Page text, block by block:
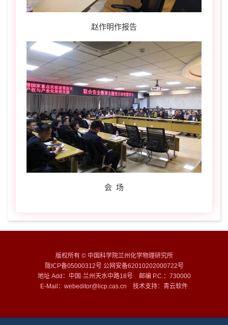
赵作明作报告
会 场
版权所有 © 中国科学院兰州化学物理研究所
陇ICP备05000312号 公网安备62010202000722号
地址 Add：中国·兰州天水中路18号 邮编 P.C.：730000
E-Mail：webeditor@licp.cas.cn 技术支持： 青云软件